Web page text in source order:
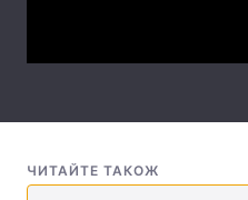
Контакти
ЧИТАЙТЕ ТАКОЖ